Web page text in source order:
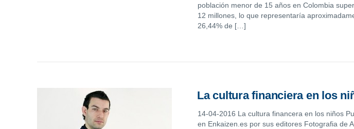
población menor de 15 años en Colombia
12 millones, lo que representaría
26,44% de […]
La cultura financiera en los
14-04-2016 La cultura financera en los niños
en Enkaizen.es por sus editores Fotografia de